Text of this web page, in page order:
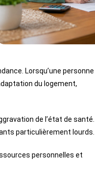
Lorsqu’une personne
du logement,
de l’état de santé.
particulièrement lourds.
personnelles et